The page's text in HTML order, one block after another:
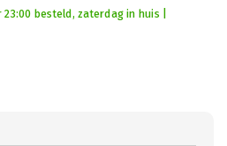
besteld, zaterdag in huis |